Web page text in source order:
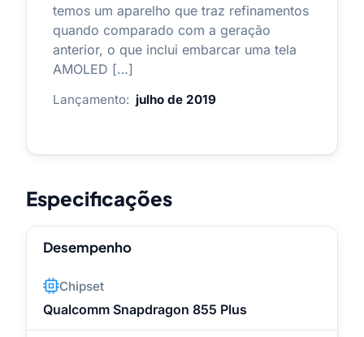
temos um aparelho que traz refinamentos
quando comparado com a geração
anterior, o que inclui embarcar uma tela
AMOLED […]
Lançamento: julho de 2019
Especificações
Desempenho
Chipset
Qualcomm Snapdragon 855 Plus